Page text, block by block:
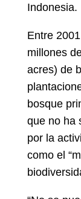
Indonesia.
Entre
millones
acres) de
bosque
que no ha
por la
como el